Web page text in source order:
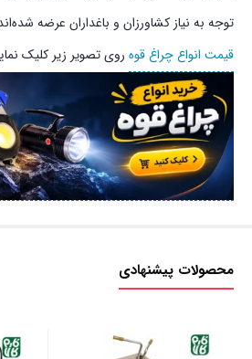
توجه به نیاز کشاورزان و باغداران عرضه
قیمت انواع چراغ قوه روی تصویر زیر کلیک
محصولات پیشنهادی